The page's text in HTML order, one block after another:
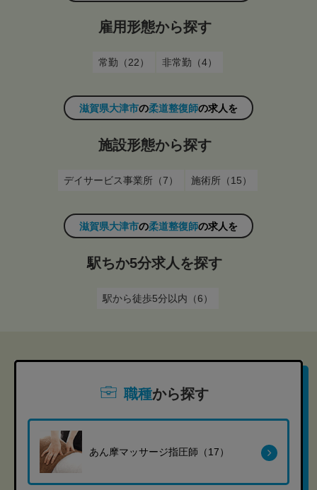
雇用形態から探す
常勤（22） 非常勤（4）
滋賀県大津市の柔道整復師の求人を
施設形態から探す
デイサービス事業所（7） 施術所（15）
滋賀県大津市の柔道整復師の求人を
駅ちか5分求人を探す
駅から徒歩5分以内（6）
職種から探す
あん摩マッサージ指圧師（17）